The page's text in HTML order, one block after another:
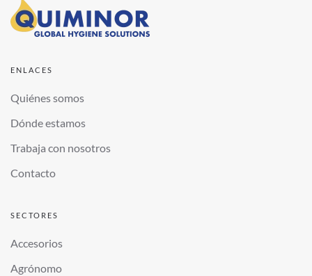
ENLACES
Quiénes somos
Dónde estamos
Trabaja con nosotros
Contacto
SECTORES
Accesorios
Agrónomo